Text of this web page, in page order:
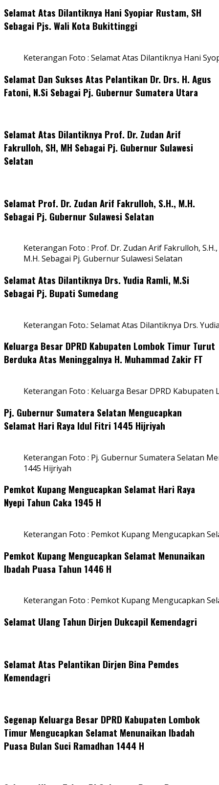
Selamat Atas Dilantiknya Hani Syopiar Rustam, SH
Sebagai Pjs. Wali Kota Bukittinggi
Keterangan Foto : Selamat Atas Dilantiknya Hani
Selamat Dan Sukses Atas Pelantikan Dr. Drs. H. Agus
Fatoni, N.Si Sebagai Pj. Gubernur Sumatera Utara
Selamat Atas Dilantiknya Prof. Dr. Zudan Arif
Fakrulloh, SH, MH Sebagai Pj. Gubernur Sulawesi
Selatan
Selamat Prof. Dr. Zudan Arif Fakrulloh, S.H., M.H.
Sebagai Pj. Gubernur Sulawesi Selatan
Keterangan Foto : Prof. Dr. Zudan Arif Fakrulloh, S.H.,
M.H. Sebagai Pj. Gubernur Sulawesi Selatan
Selamat Atas Dilantiknya Drs. Yudia Ramli, M.Si
Sebagai Pj. Bupati Sumedang
Keterangan Foto.: Selamat Atas Dilantiknya Drs.
Keluarga Besar DPRD Kabupaten Lombok Timur Turut
Berduka Atas Meninggalnya H. Muhammad Zakir FT
Keterangan Foto : Keluarga Besar DPRD
Pj. Gubernur Sumatera Selatan Mengucapkan
Selamat Hari Raya Idul Fitri 1445 Hijriyah
Keterangan Foto : Pj. Gubernur Sumatera Selatan
1445 Hijriyah
Pemkot Kupang Mengucapkan Selamat Hari Raya
Nyepi Tahun Caka 1945 H
Keterangan Foto : Pemkot Kupang Mengucapkan
Pemkot Kupang Mengucapkan Selamat Menunaikan
Ibadah Puasa Tahun 1446 H
Keterangan Foto : Pemkot Kupang Mengucapkan
Selamat Ulang Tahun Dirjen Dukcapil Kemendagri
Selamat Atas Pelantikan Dirjen Bina Pemdes
Kemendagri
Segenap Keluarga Besar DPRD Kabupaten Lombok
Timur Mengucapkan Selamat Menunaikan Ibadah
Puasa Bulan Suci Ramadhan 1444 H